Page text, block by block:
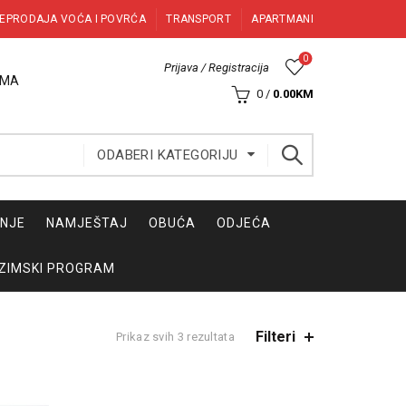
VOĆA I POVRĆA TRANSPORT APARTMANI
Prijava / Registracija
0
0 / 0.00KM
ODABERI KATEGORIJU
NAMJEŠTAJ OBUĆA ODJEĆA
PROGRAM
Prikaz svih 3 rezultata SortedFilteri